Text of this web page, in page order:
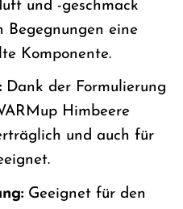
und -geschmack
eine
Komponente.
Dank der Formulierung
Himbeere
und auch für
Geeignet für den